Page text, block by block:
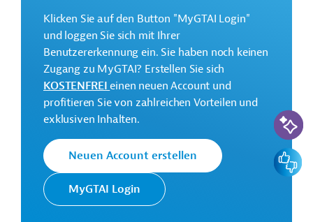
finden Sie auf derWebseite der Weltbankgruppe
und im Originaldokument, das zum Download
bereitsteht.
GTAI informiert über dieWeltbankgruppe:
Schwerpunkte, Regularien und praktische Hinweise zur
Geschäftsanbahnung.
Gesamtkosten:
113 Millionen US-Dollar
Geberbeitrag:
90 Millionen US-Dollar (IBRD, Darlehen)
Klicken Sie auf den Button "MyGTAI Login"
und loggen Sie sich mit Ihrer
Benutzererkennung ein. Sie haben noch keinen
Zugang zu MyGTAI? Erstellen Sie sich
KOSTENFREIeinen neuen Account und
profitieren Sie von zahlreichen Vorteilen und
exklusiven Inhalten.
Neuen Account erstellen
MyGTAI Login
KI-